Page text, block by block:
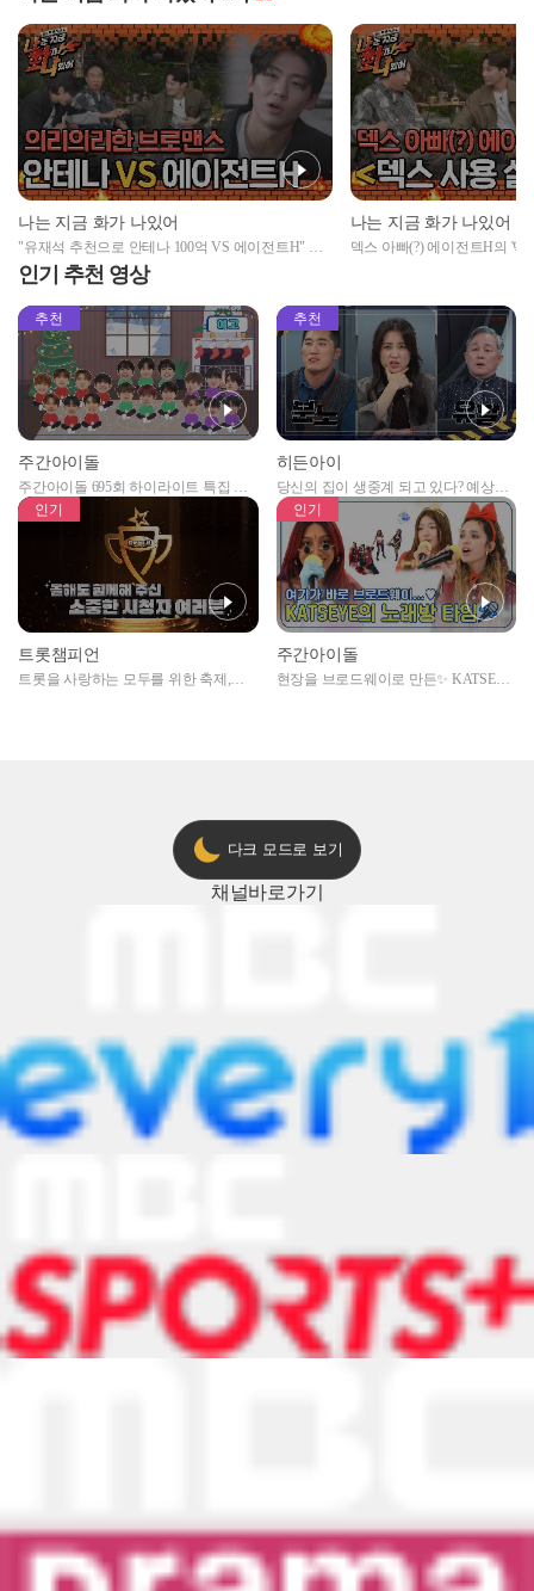
나는 지금 화가 나있어
"유재석 추천으로 안테나 100억 VS 에이전트H" 한
의리하는 덱스의 선택은?
나는 지금 화가 나있어
덱스 아빠(?) 에이전트H의 '덱
인기 추천 영상
추천
주간아이돌
주간아이돌 695회 하이라이트 특집 남
자아이돌편 예고
추천
히든아이
당신의 집이 생중계 되고 있다? 예상치
못한 곳에서 일어나는 불법촬영 범죄!
인기
트롯챔피언
트롯을 사랑하는 모두를 위한 축제,
인기
주간아이돌
현장을 브로드웨이로 만든✨ KATSEYE
다크 모드로 보기
채널바로가기